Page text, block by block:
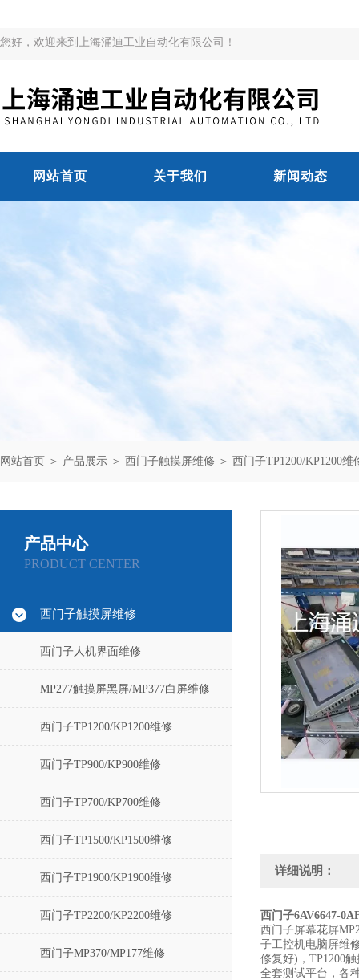
您好，欢迎来到上海涌迪工业自动化有限公司！
网站首页 关于我们 新闻动态
网站首页 ＞ 产品展示 ＞ 西门子触摸屏维修 ＞ 西门子TP1200/KP1200维
产品中心
PRODUCT CENTER
西门子触摸屏维修
西门子人机界面维修
MP277触摸屏黑屏/MP377白屏维修
西门子TP1200/KP1200维修
西门子TP900/KP900维修
西门子TP700/KP700维修
西门子TP1500/KP1500维修
西门子TP1900/KP1900维修
西门子TP2200/KP2200维修
西门子MP370/MP177维修
详细说明：
西门子6AV6647-
西门子屏幕花屏
子工控机电脑屏维
修复好)，TP1200
全套测试平台，各